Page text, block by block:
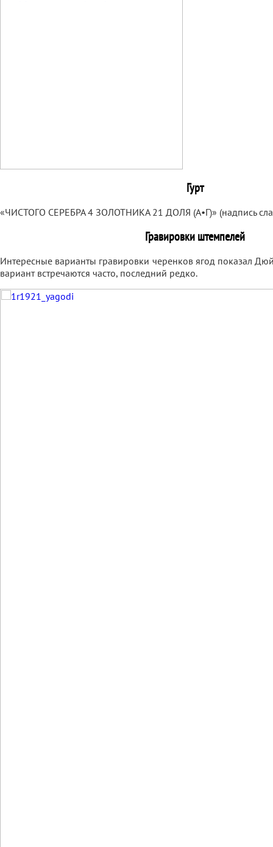
Гурт
«ЧИСТОГО СЕРЕБРА 4 ЗОЛОТНИКА 21 ДОЛЯ (А•Г)» (надпись
Гравировки штемпелей
Интересные варианты гравировки черенков ягод показал
вариант встречаются часто, последний редко.